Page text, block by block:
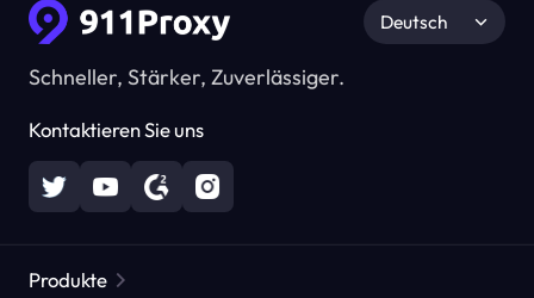
Schneller, Stärker, Zuverlässiger.
Kontaktieren Sie uns
Deutsch
Produkte